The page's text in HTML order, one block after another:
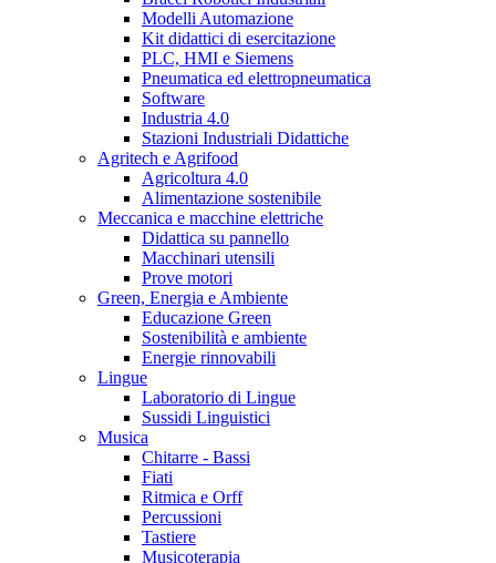
Modelli Automazione
Kit didattici di esercitazione
PLC, HMI e Siemens
Pneumatica ed elettropneumatica
Software
Industria 4.0
Stazioni Industriali Didattiche
Agritech e Agrifood
Agricoltura 4.0
Alimentazione sostenibile
Meccanica e macchine elettriche
Didattica su pannello
Macchinari utensili
Prove motori
Green, Energia e Ambiente
Educazione Green
Sostenibilità e ambiente
Energie rinnovabili
Lingue
Laboratorio di Lingue
Sussidi Linguistici
Musica
Chitarre - Bassi
Fiati
Ritmica e Orff
Percussioni
Tastiere
Musicoterapia